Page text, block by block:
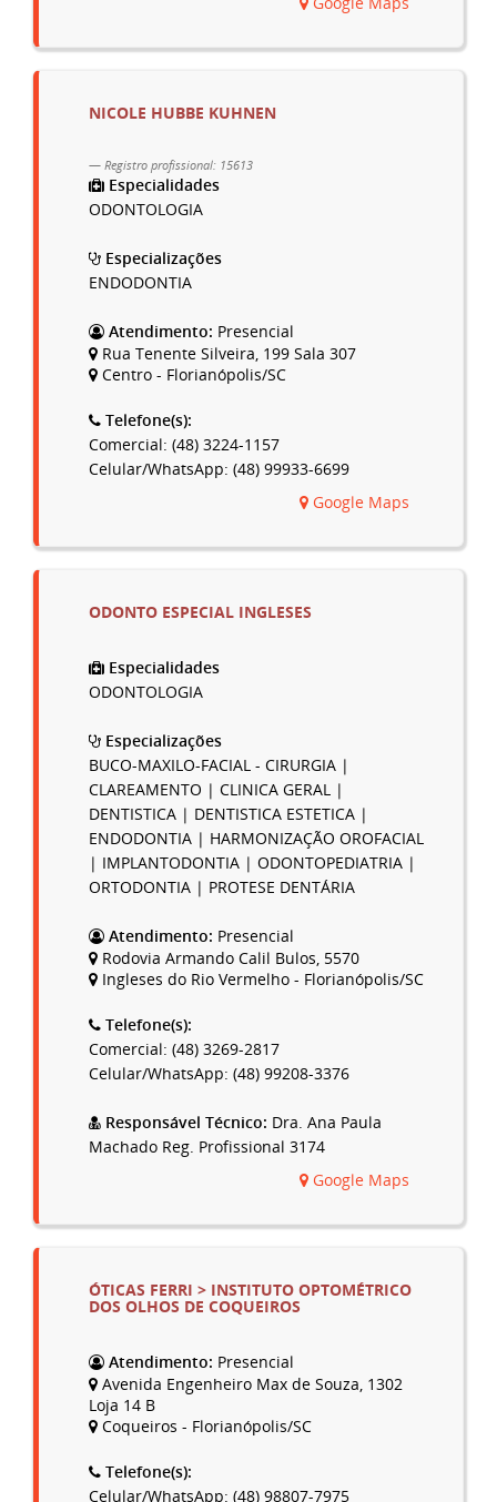
NICOLE HUBBE KUHNEN
Registro profissional: 15613
Especialidades
ODONTOLOGIA
Especializações
ENDODONTIA
Atendimento: Presencial
Rua Tenente Silveira, 199 Sala 307
Centro - Florianópolis/SC
Telefone(s):
Comercial: (48) 3224-1157
Celular/WhatsApp: (48) 99933-6699
Google Maps
ODONTO ESPECIAL INGLESES
Especialidades
ODONTOLOGIA
Especializações
BUCO-MAXILO-FACIAL - CIRURGIA |
CLAREAMENTO | CLINICA GERAL |
DENTISTICA | DENTISTICA ESTETICA |
ENDODONTIA | HARMONIZAÇÃO OROFACIAL
| IMPLANTODONTIA | ODONTOPEDIATRIA |
ORTODONTIA | PROTESE DENTÁRIA
Atendimento: Presencial
Rodovia Armando Calil Bulos, 5570
Ingleses do Rio Vermelho - Florianópolis/SC
Telefone(s):
Comercial: (48) 3269-2817
Celular/WhatsApp: (48) 99208-3376
Responsável Técnico: Dra. Ana Paula
Machado Reg. Profissional 3174
Google Maps
ÓTICAS FERRI > INSTITUTO OPTOMÉTRICO
DOS OLHOS DE COQUEIROS
Atendimento: Presencial
Avenida Engenheiro Max de Souza, 1302
Loja 14 B
Coqueiros - Florianópolis/SC
Telefone(s):
Celular/WhatsApp: (48) 98807-7975